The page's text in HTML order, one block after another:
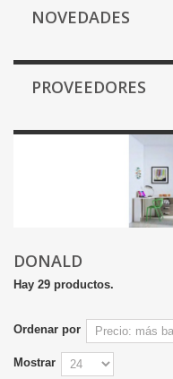
NOVEDADES
PROVEEDORES
DONALD
Hay 29 productos.
Ordenar por
Mostrar